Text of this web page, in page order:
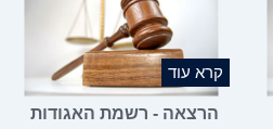
קרא עוד
הרצאה - רשמת האגודות